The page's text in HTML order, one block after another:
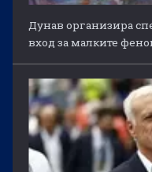
Дунав организира
вход за малките